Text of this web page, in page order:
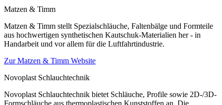
Matzen & Timm
Matzen & Timm stellt Spezialschläuche, Faltenbälge und Formteile
aus hochwertigen synthetischen Kautschuk-Materialien her - in
Handarbeit und vor allem für die Luftfahrtindustrie.
Zur Matzen & Timm Website
Novoplast Schlauchtechnik
Novoplast Schlauchtechnik bietet Schläuche, Profile sowie 2D-/3D-
Formschläuche aus thermoplastischen Kunststoffen an. Die